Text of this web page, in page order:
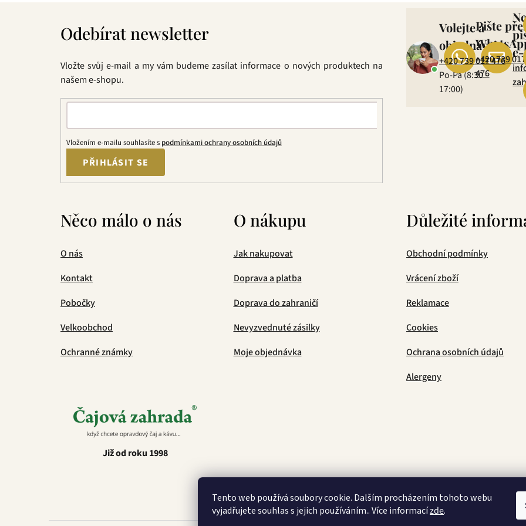
Tento web používá soubory cookie. Dalším procházením tohoto webu
vyjadřujete souhlas s jejich používáním.. Více informacízde.
Odebírat newsletter
Vložte svůj e-mail a my vám budeme zasílat informace o nových produktech na
našem e-shopu.
Vložením e-mailu souhlasíte s podmínkami ochrany osobních údajů
PŘIHLÁSIT SE
Volejte a
objednávejte
+420 739 017 476
Po-Pá (8:30 –
17:00)
Pište přes
+420 739 017
476
Něco málo o nás
O nás
Kontakt
Pobočky
Velkoobchod
Ochranné známky
O nákupu
Jak nakupovat
Doprava a platba
Doprava do zahraničí
Nevyzvednuté zásilky
Moje objednávka
Důležité
Obchodní podmínky
Vrácení zboží
Reklamace
Cookies
Ochrana osobních údajů
Alergeny
Již od roku 1998